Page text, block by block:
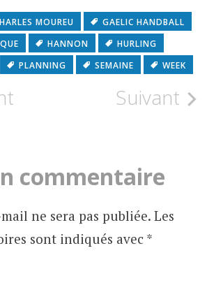
MOUREU
GAELIC HANDBALL
HANNON
HURLING
PLANNING SEMAINE WEEK
Suivant
commentaire
ne sera pas publiée. Les
sont indiqués avec *